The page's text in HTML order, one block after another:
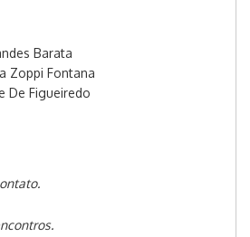
Barata
Zoppi Fontana
De Figueiredo